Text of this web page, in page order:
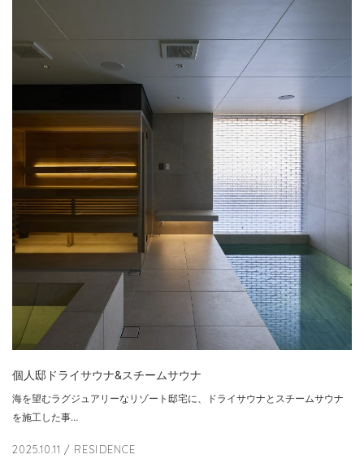
個人邸ドライサウナ&スチームサウナ
海を望むラグジュアリーなリゾート邸宅に、ドライサウナとスチームサウナ
を施工した事…
2025.10.11 / RESIDENCE